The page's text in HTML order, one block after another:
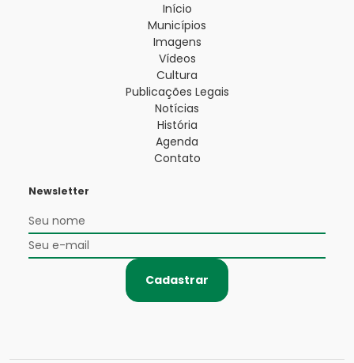
Início
Municípios
Imagens
Vídeos
Cultura
Publicações Legais
Notícias
História
Agenda
Contato
Newsletter
Cadastrar